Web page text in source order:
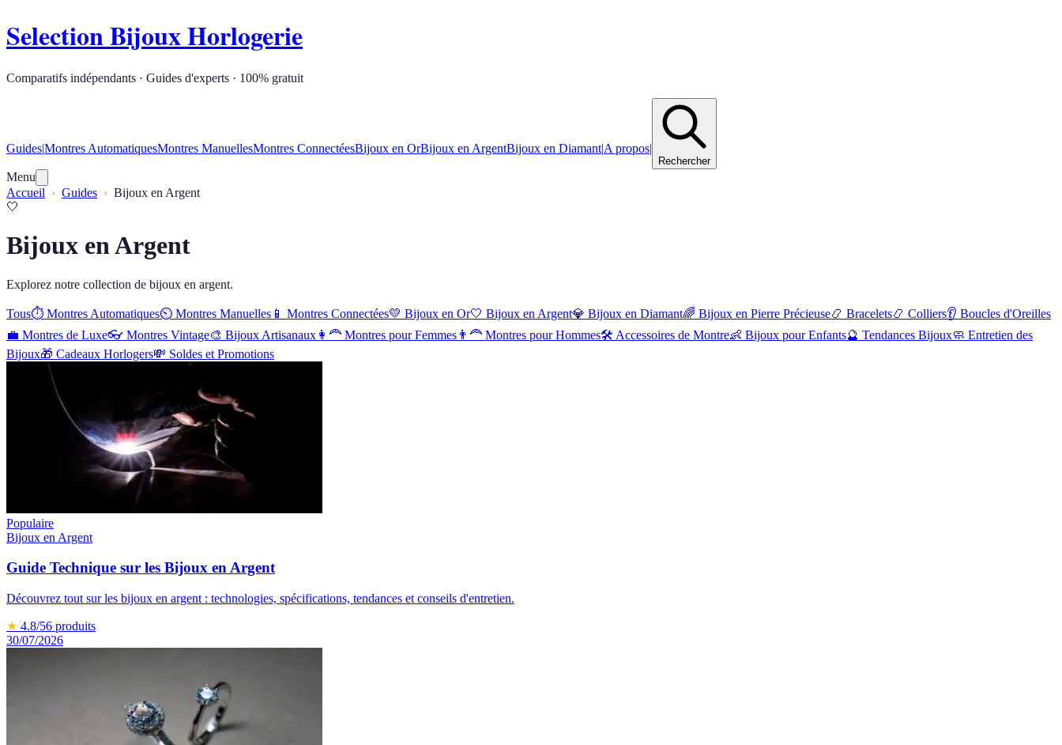
Selection Bijoux Horlogerie
Comparatifs indépendants · Guides d'experts · 100% gratuit
Guides|Montres AutomatiquesMontres ManuellesMontres ConnectéesBijoux en OrBijoux en ArgentBijoux en Diamant|A propos|
Rechercher
Menu
Accueil
Guides
Bijoux en Argent
🤍
Bijoux en Argent
Explorez notre collection de bijoux en argent.
Tous⏱️ Montres Automatiques⏲️ Montres Manuelles 📱 Montres Connectées💛 Bijoux en Or🤍 Bijoux en Argent💎 Bijoux en Diamant🌈 Bijoux en Pierre Précieuse📿 Bracelets📿 Colliers👂 Boucles d'Oreilles
💼 Montres de Luxe👓 Montres Vintage🎨 Bijoux Artisanaux 👩‍🦰 Montres pour Femmes 👨‍🦰 Montres pour Hommes🛠️ Accessoires de Montre👶 Bijoux pour Enfants🔮 Tendances Bijoux🧼 Entretien des
Bijoux🎁 Cadeaux Horlogers💸 Soldes et Promotions
Populaire
Bijoux en Argent
Guide Technique sur les Bijoux en Argent
Découvrez tout sur les bijoux en argent : technologies, spécifications, tendances et conseils d'entretien.
★ 4.8/56 produits
30/07/2026